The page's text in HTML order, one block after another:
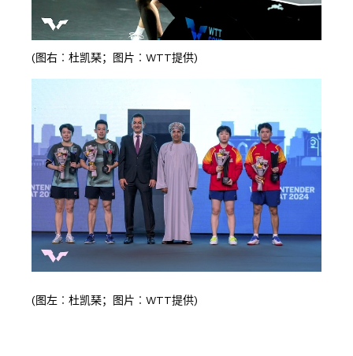
(图右︰杜凯琹；图片︰WTT提供)
(图左︰杜凯琹；图片︰WTT提供)